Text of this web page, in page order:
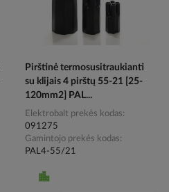
Pirštinė termosusitraukianti
su klijais 4 pirštų 55-21 [25-
120mm2] PAL...
Elektrobalt prekės kodas
091275
Gamintojo prekės kodas
PAL4-55/21